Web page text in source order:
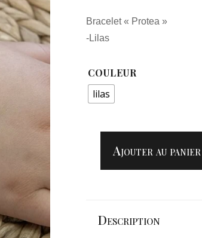
Bracelet « Protea »
-Lilas
COULEUR
lilas
QUANTITÉ
Ajouter au panier
Description